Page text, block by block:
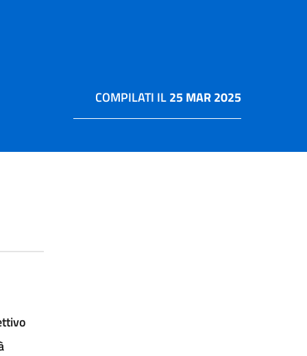
COMPILATI IL25 MAR 2025